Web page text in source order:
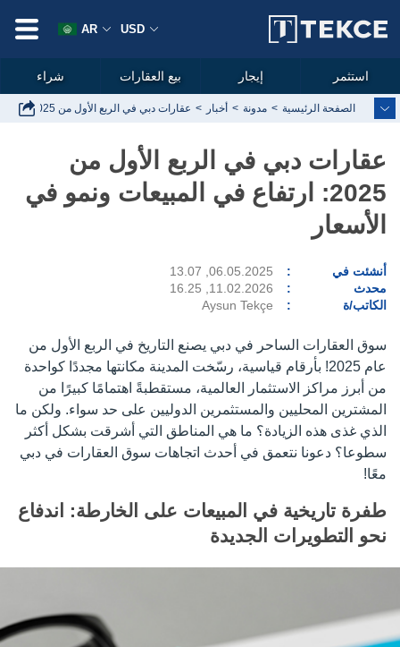
الصفحة الرئيسية مدونة أخبار عقارات دبي في الربع الأول من 2025: ارتفاع في المبيعات ونمو في الأسعار
عقارات دبي في الربع الأول من
2025: ارتفاع في المبيعات ونمو في
الأسعار
أنشئت في
06.05.2025, 13.07
محدث
11.02.2026, 16.25
الكاتب/ة
Aysun Tekçe
سوق العقارات الساحر في دبي يصنع التاريخ في الربع الأول من
عام 2025! بأرقام قياسية، رسّخت المدينة مكانتها مجددًا كواحدة
من أبرز مراكز الاستثمار العالمية، مستقطبةً اهتمامًا كبيرًا من
المشترين المحليين والمستثمرين الدوليين على حد سواء. ولكن ما
الذي غذى هذه الزيادة؟ ما هي المناطق التي أشرقت بشكل أكثر
سطوعا؟ دعونا نتعمق في أحدث اتجاهات سوق العقارات في دبي
معًا!
طفرة تاريخية في المبيعات على الخارطة: اندفاع
نحو التطويرات الجديدة
USD
AR
شراء بيع العقارات إيجار استثمر